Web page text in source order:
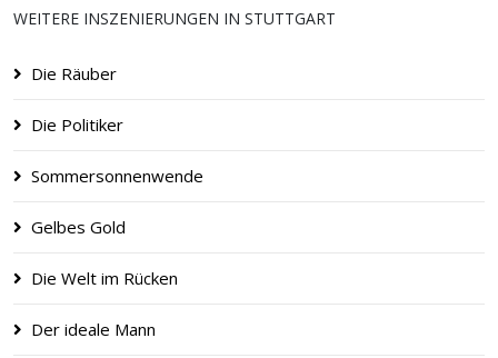
WEITERE INSZENIERUNGEN IN STUTTGART
Die Räuber
Die Politiker
Sommersonnenwende
Gelbes Gold
Die Welt im Rücken
Der ideale Mann